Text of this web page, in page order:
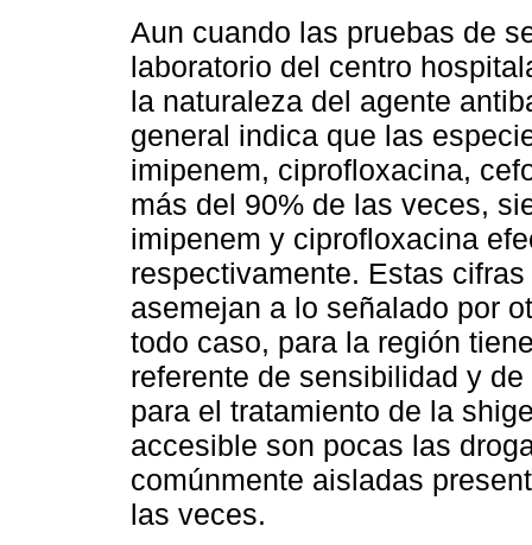
Aun cuando las pruebas de
laboratorio del centro
la naturaleza del agente
general indica que las
imipenem, ciprofloxacina,
más del 90% de las veces,
imipenem y ciprofloxacina
respectivamente. Estas
asemejan a lo señalado por
todo caso, para la región
referente de sensibilidad y
para el tratamiento de la
accesible son pocas las
comúnmente aisladas
las veces.